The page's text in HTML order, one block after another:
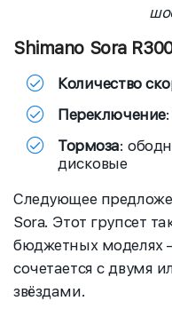
Shimano Sora
Количество
Переключение
Тормоза:
дисковые
Следующее
Sora. Этот групсет
бюджетных моделях
сочетается с двумя
звёздами.